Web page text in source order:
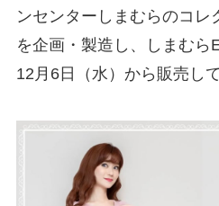
ンセンターしまむらのコレ
を企画・製造し、しまむら
12月6日（水）から販売し